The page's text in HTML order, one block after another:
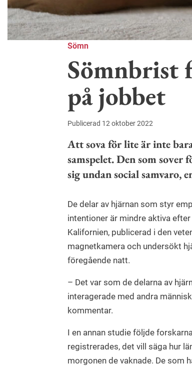
Sömn
Sömnbrist
på jobbet
Publicerad 12 oktober 2022
Att sova för lite är inte
samspelet. Den som
sig undan social samvaro,
De delar av hjärnan som styr
intentioner är mindre aktiva
Kalifornien, publicerad i den
magnetkamera och undersökt
föregående natt.
– Det var som de delarna av
interagerade med andra
kommentar.
I en annan studie följde
registrerades, det vill säga hur
morgonen de vaknade. De som